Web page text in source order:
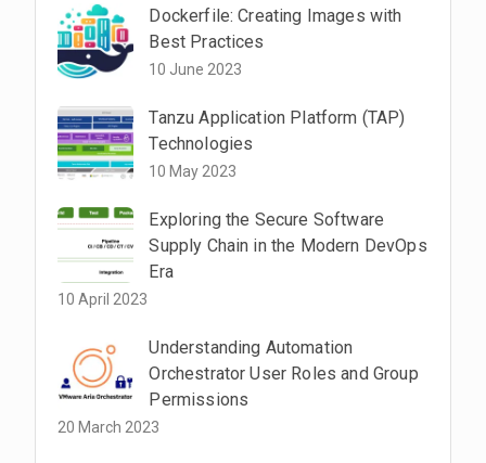
Dockerfile: Creating Images with
Best Practices
10 June 2023
Tanzu Application Platform (TAP)
Technologies
10 May 2023
Exploring the Secure Software
Supply Chain in the Modern DevOps
Era
10 April 2023
Understanding Automation
Orchestrator User Roles and Group
Permissions
20 March 2023